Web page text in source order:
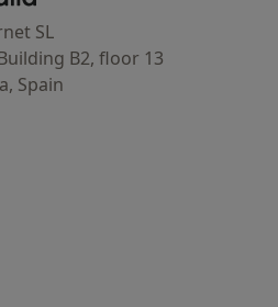
SL
B2, floor 13
Spain